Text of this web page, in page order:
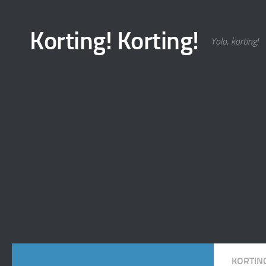
Korting! Korting! Yolo, korting!